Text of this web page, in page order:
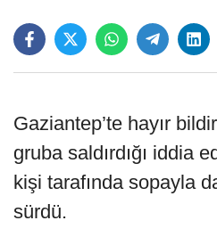
Gaziantep’te hayır
gruba saldırdığı iddia
kişi tarafında sopayla
sürdü.